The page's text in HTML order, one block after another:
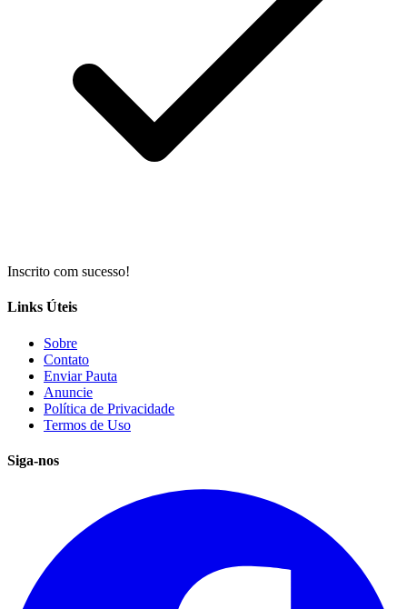
Inscrito com sucesso!
Links Úteis
Sobre
Contato
Enviar Pauta
Anuncie
Política de Privacidade
Termos de Uso
Siga-nos